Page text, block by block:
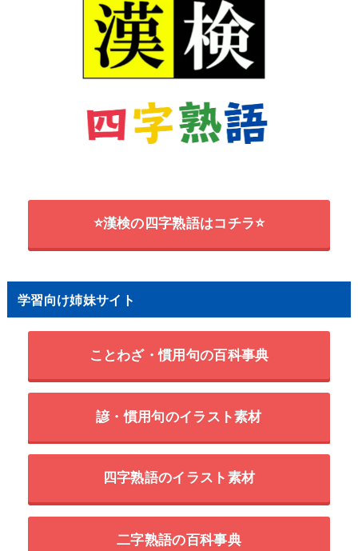
⭐漢検の四字熟語はコチラ⭐
学習向け姉妹サイト
ことわざ・慣用句の百科事典
諺・慣用句のイラスト素材
四字熟語のイラスト素材
二字熟語の百科事典